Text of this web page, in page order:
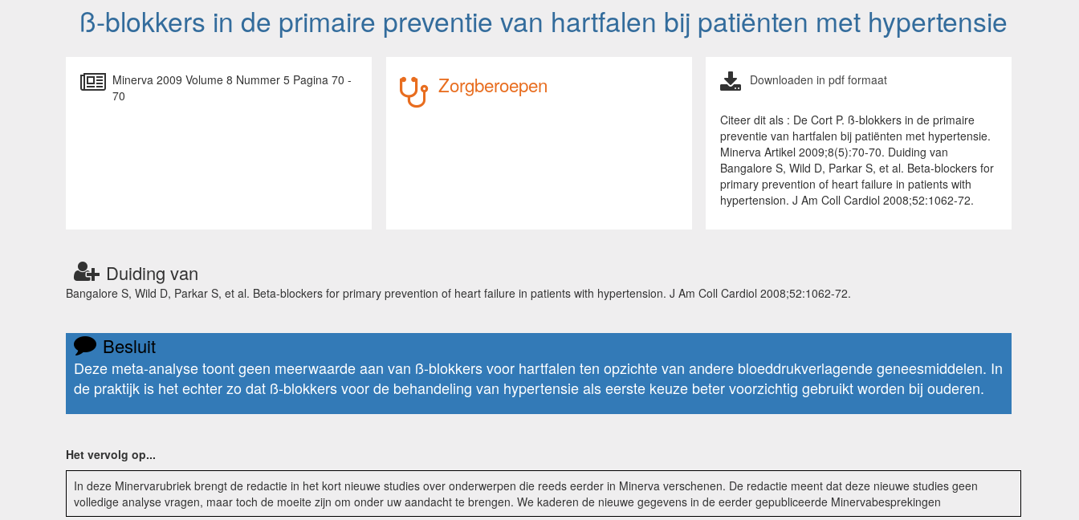
ß-blokkers in de primaire preventie van hartfalen bij patiënten met hypertensie
Minerva 2009 Volume 8 Nummer 5 Pagina 70 -
70
Zorgberoepen Downloaden in pdf formaat
Citeer dit als : De Cort P. ß-blokkers in de primaire
preventie van hartfalen bij patiënten met hypertensie.
Minerva Artikel 2009;8(5):70-70. Duiding van
Bangalore S, Wild D, Parkar S, et al. Beta-blockers for
primary prevention of heart failure in patients with
hypertension. J Am Coll Cardiol 2008;52:1062-72.
Duiding van
Bangalore S, Wild D, Parkar S, et al. Beta-blockers for primary prevention of heart failure in patients with hypertension. J Am Coll Cardiol 2008;52:1062-72.
Besluit
Deze meta-analyse toont geen meerwaarde aan van ß-blokkers voor hartfalen ten opzichte van andere bloeddrukverlagende geneesmiddelen. In
de praktijk is het echter zo dat ß-blokkers voor de behandeling van hypertensie als eerste keuze beter voorzichtig gebruikt worden bij ouderen.
Het vervolg op...
In deze Minervarubriek brengt de redactie in het kort nieuwe studies over onderwerpen die reeds eerder in Minerva verschenen. De redactie meent dat deze nieuwe studies geen
volledige analyse vragen, maar toch de moeite zijn om onder uw aandacht te brengen. We kaderen de nieuwe gegevens in de eerder gepubliceerde Minervabesprekingen